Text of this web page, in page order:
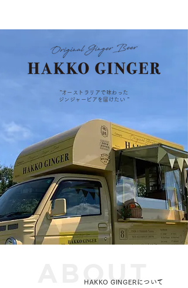
”オーストラリアで味わった
ジンジャービアを届けたい ”
ABOUT
HAKKO GINGERについて